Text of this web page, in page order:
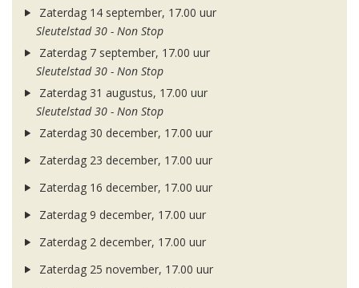
Zaterdag 14 september, 17.00 uur
Sleutelstad 30 - Non Stop
Zaterdag 7 september, 17.00 uur
Sleutelstad 30 - Non Stop
Zaterdag 31 augustus, 17.00 uur
Sleutelstad 30 - Non Stop
Zaterdag 30 december, 17.00 uur
Zaterdag 23 december, 17.00 uur
Zaterdag 16 december, 17.00 uur
Zaterdag 9 december, 17.00 uur
Zaterdag 2 december, 17.00 uur
Zaterdag 25 november, 17.00 uur